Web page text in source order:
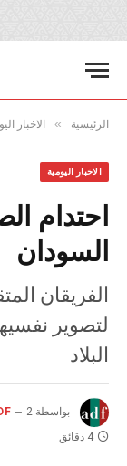
الرئيسية » الاخبار
الاخبار اليومية
احتدام
السودان
الفريقان
لتصوير
البلاد
بواسطة 2 يونيو، 2026
4 دقائق